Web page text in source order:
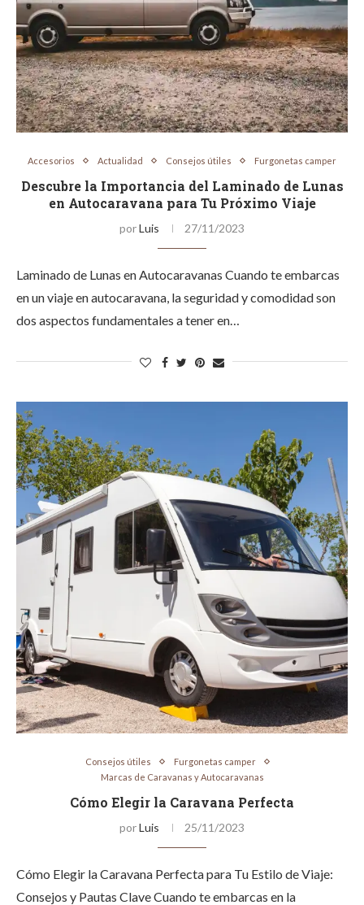
Accesorios Actualidad Consejos útiles Furgonetas camper
Descubre la Importancia del Laminado de Lunas
en Autocaravana para Tu Próximo Viaje
porLuis 27/11/2023
Laminado de Lunas en Autocaravanas Cuando te embarcas
en un viaje en autocaravana, la seguridad y comodidad son
dos aspectos fundamentales a tener en…
Consejos útiles
Furgonetas camper
Marcas de Caravanas y Autocaravanas
Cómo Elegir la Caravana Perfecta
porLuis 25/11/2023
Cómo Elegir la Caravana Perfecta para Tu Estilo de Viaje:
Consejos y Pautas Clave Cuando te embarcas en la